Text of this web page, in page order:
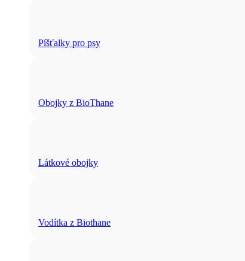
Píšťalky pro psy
Obojky z BioThane
Látkové obojky
Vodítka z Biothane